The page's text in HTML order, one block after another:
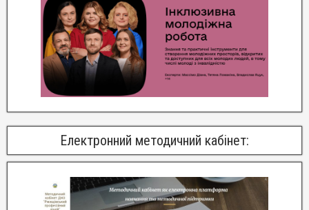
Електронний методичний кабінет: